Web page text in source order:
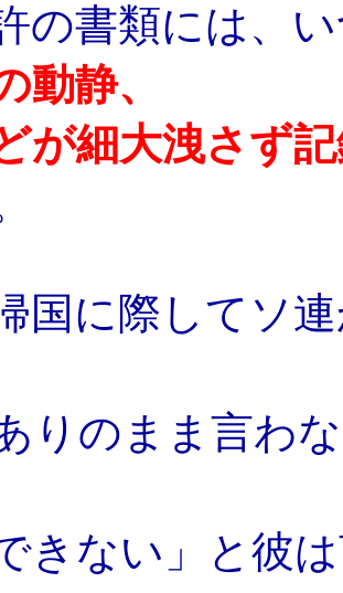
の書類には、
動静、
が細大洩さず
国に際してソ
りのまま言わ
きない」と彼